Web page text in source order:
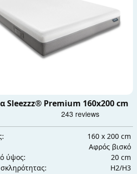
Sleezzz® Premium 160x200 cm
160 x 200 cm
Αφρός βισκό
ύψος:
20 cm
H2/H3